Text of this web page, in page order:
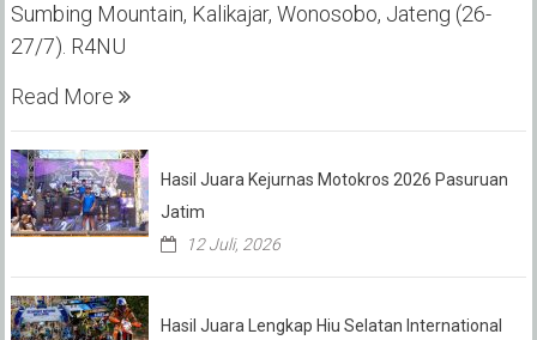
Sumbing Mountain, Kalikajar, Wonosobo, Jateng (26-
27/7). R4NU
Read More
Hasil Juara Kejurnas Motokros 2026 Pasuruan
Jatim
12 Juli, 2026
Hasil Juara Lengkap Hiu Selatan International